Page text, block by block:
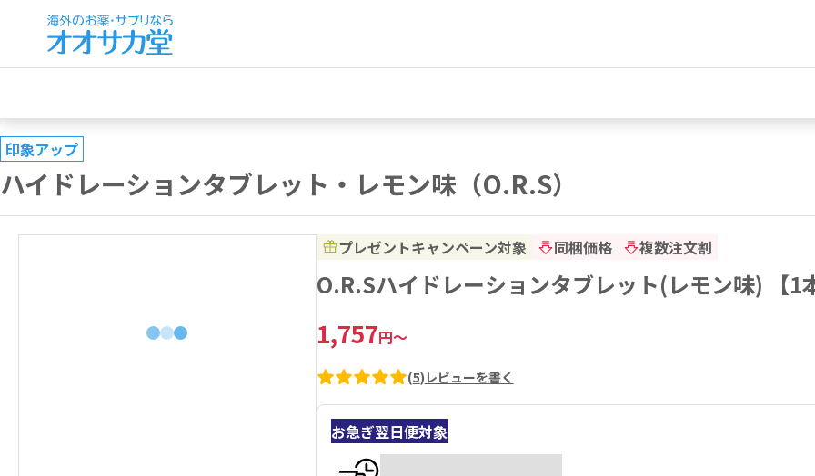
印象アップ
ハイドレーションタブレット・レモン味（O.R.S）
プレゼントキャンペーン対象 同梱価格 複数注文割
O.R.Sハイドレーションタブレット(レモン味) 【1
1,757円～
(5) レビューを書く
お急ぎ翌日便対象